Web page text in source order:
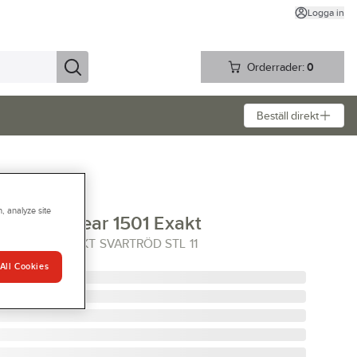
Logga in
Orderrader: 0
Beställ direkt
Activewear 1501 Exakt
EXAKT SVARTRÖD STL 11
analyze site
Cookies